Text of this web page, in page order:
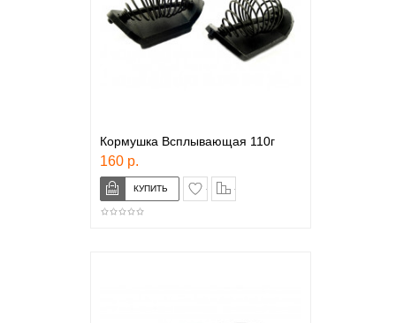
Кормушка Всплывающая 110г
160 р.
в закладки